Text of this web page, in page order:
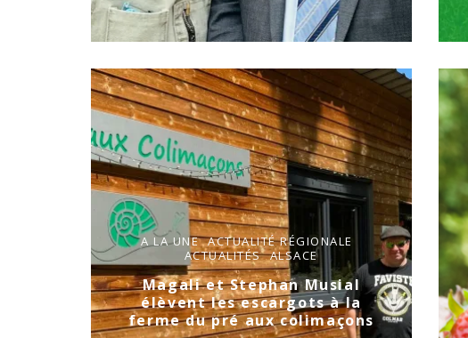
A LA UNE ACTUALITÉ RÉGIONALE
ACTUALITÉS ALSACE
Magali et Stephan Musial
élèvent les escargots à la
ferme du pré aux colimaçons